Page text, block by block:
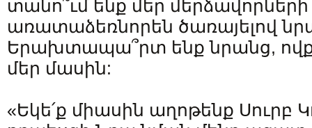
տանո՞ւմ ենք մեր մերձավորների
առատաձեռնորեն ծառայելով
Երախտապա՞րտ ենք նրանց,
մեր մասին:
«Եկե՛ք միասին աղոթենք Սուրբ